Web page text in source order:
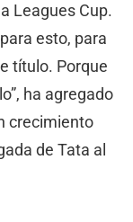
Leagues Cup.
esto, para
título. Porque
ha agregado
crecimiento
de Tata al